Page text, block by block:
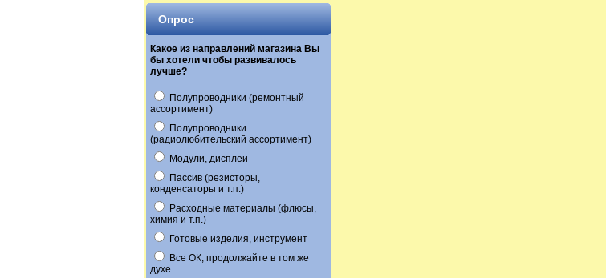
Опрос
Какое из направлений магазина Вы
бы хотели чтобы развивалось
лучше?
Полупроводники (ремонтный
ассортимент)
Полупроводники
(радиолюбительский ассортимент)
Модули, дисплеи
Пассив (резисторы,
конденсаторы и т.п.)
Расходные материалы (флюсы,
химия и т.п.)
Готовые изделия, инструмент
Все ОК, продолжайте в том же
духе